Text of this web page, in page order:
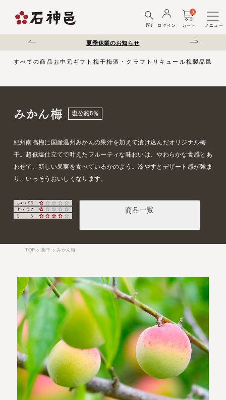
探す ログイン カート
0
メニュー
延について 夏季休業のお知らせ 弊社を装った偽
すべての商品 お中元 ギフト 梅干梅酒・クラフトリキュール梅製品邑じ
みかん梅 塩分約5％
紀州南高梅に国産温州みかんの果汁を加えて漬け込んだオリジナル梅
干。超低塩仕立てで叶えたフルーティな味わいは、やわらかな食感とあ
わせて、新しい果実を食べているかのよう。冷やすとデザート感が強ま
り、いっそうおいしくなります。
商品一覧
TOP 梅干 みかん梅